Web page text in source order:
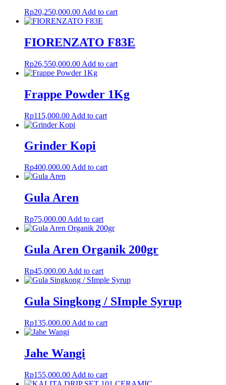
Rp20,250,000.00 Add to cart
FIORENZATO F83E
Rp26,550,000.00 Add to cart
Frappe Powder 1Kg
Rp115,000.00 Add to cart
Grinder Kopi
Rp400,000.00 Add to cart
Gula Aren
Rp75,000.00 Add to cart
Gula Aren Organik 200gr
Rp45,000.00 Add to cart
Gula Singkong / SImple Syrup
Rp135,000.00 Add to cart
Jahe Wangi
Rp155,000.00 Add to cart